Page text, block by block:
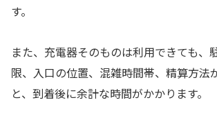
す。
また、充電器そのものは利用できても、
限、入口の位置、混雑時間帯、精算方法
と、到着後に余計な時間がかかります。